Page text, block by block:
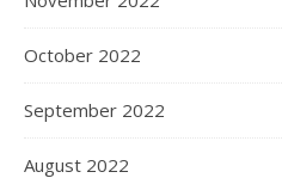
October 2022
September 2022
August 2022